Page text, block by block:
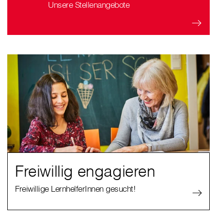
Unsere Stellenangebote
Freiwillig engagieren
Freiwillige LernhelferInnen gesucht!